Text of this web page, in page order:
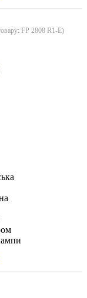
FP 2808 R1-E)